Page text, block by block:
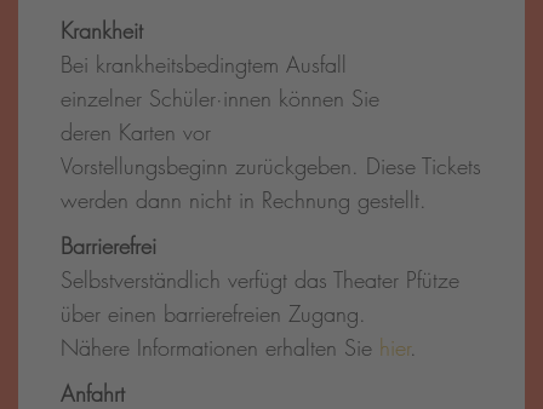
Krankheit
Bei krankheitsbedingtem Ausfall
einzelner Schüler·innen können Sie
deren Karten vor
Vorstellungsbeginn zurückgeben. Diese Tickets
werden dann nicht in Rechnung gestellt.
Barrierefrei
Selbstverständlich verfügt das Theater Pfütze
über einen barrierefreien Zugang.
Nähere Informationen erhalten Sie hier.
Anfahrt